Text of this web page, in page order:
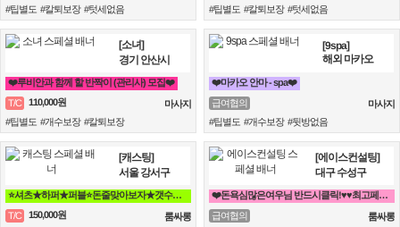
#팁별도 #칼퇴보장 #텃세없음
#팁별도 #칼퇴보장 #텃세없음
[소녀]
경기 안산시
❤️루비안과 함께 할 반짝이 (관리사) 모집❤️
T/C
110,000원
마사지
#팁별도 #개수보장 #칼퇴보장
[9spa]
해외 마카오
❤️마카오 안마 - spa❤️
급여협의
마사지
#팁별도 #개수보장 #뒷방없음
[캐스팅]
서울 강서구
⭐셔츠★하퍼★퍼블⭐돈줄맞아보자★갯수보장★술강요NO★출퇴근자유⭐
T/C
150,000원
룸싸롱
[에이스컨설팅]
대구 수성구
❤️돈욕심많은여우님 반드시클릭!♥♥최고페이♥♥당일지급❤️
급여협의
룸싸롱